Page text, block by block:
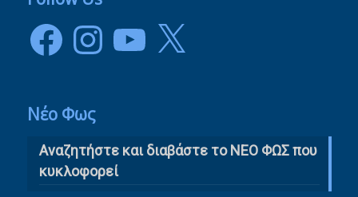
FacebookInstagramYouTube
X
Νέο Φως
Αναζητήστε και διαβάστε το NΕΟ ΦΩΣ που
κυκλοφορεί